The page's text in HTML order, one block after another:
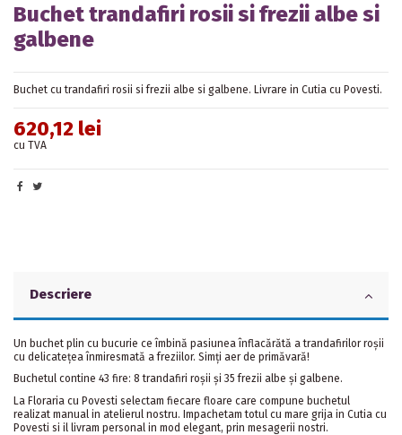
Buchet trandafiri rosii si frezii albe si
galbene
Buchet cu trandafiri rosii si frezii albe si galbene. Livrare in Cutia cu Povesti.
620,12 lei
cu TVA
Descriere
Un buchet plin cu bucurie ce îmbină pasiunea înflacărătă a trandafirilor roșii
cu delicatețea înmiresmată a freziilor. Simți aer de primăvară!
Buchetul contine 43 fire: 8 trandafiri roșii și 35 frezii albe și galbene.
La Floraria cu Povesti selectam fiecare floare care compune buchetul
realizat manual in atelierul nostru. Impachetam totul cu mare grija in Cutia cu
Povesti si il livram personal in mod elegant, prin mesagerii nostri.